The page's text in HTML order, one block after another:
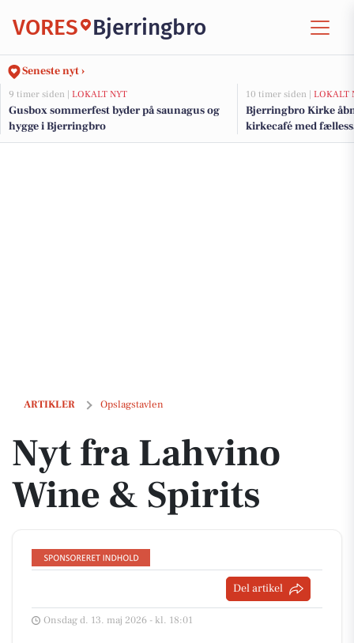
VORES Bjerringbro
Seneste nyt ›
9 timer siden | LOKALT NYT
Gusbox sommerfest byder på saunagus og
hygge i Bjerringbro
10 timer siden | LOKALT
Bjerringbro Kirke
kirkecafé med
ARTIKLER Opslagstavlen
Nyt fra Lahvino Wine & Spirits
Nyt fra Lahvino
Wine & Spirits
Del artikel
Onsdag d. 13. maj 2026 - kl. 18:01